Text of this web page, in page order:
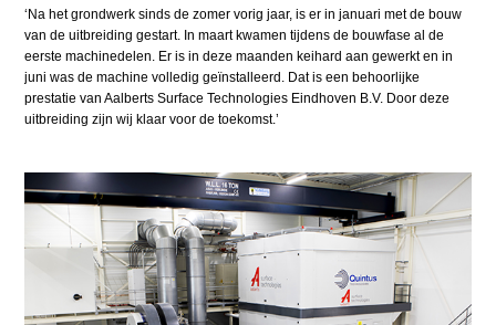
‘Na het grondwerk sinds de zomer vorig jaar, is er in januari met de bouw
van de uitbreiding gestart. In maart kwamen tijdens de bouwfase al de
eerste machinedelen. Er is in deze maanden keihard aan gewerkt en in
juni was de machine volledig geïnstalleerd. Dat is een behoorlijke
prestatie van Aalberts Surface Technologies Eindhoven B.V. Door deze
uitbreiding zijn wij klaar voor de toekomst.’